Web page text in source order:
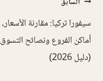
السابق
سيفورا تركيا: مقارنة الأسعار،
أماكن الفروع ونصائح التسوق
(دليل 2026)